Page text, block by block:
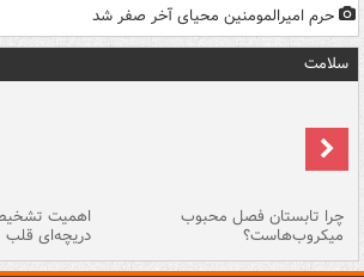
حرم امیرالمومنین محیای آخر صفر شد
سلامت
چرا تابستان فصل محبوب
میکروب‌هاست؟
اهمیت
دریچه‌ای قلب